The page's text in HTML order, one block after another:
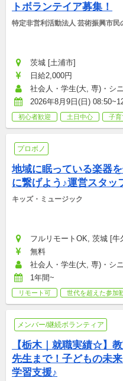
トボランテイア募集！
特定非営利活動法人 芸術振興市民
茨城 [土浦市]
日給2,000円
社会人・学生(大, 専)・シ
2026年8月9日(日)
初心者歓迎 土日中心 子育
プロボノ
地域に眠っている楽器
に繋げよう♪運営スタッ
キッズ・ミュージック
フルリモートOK, 茨城 [牛
無料
社会人・学生(大, 専)・シ
1年間~
リモート可 世代を超えた参加
メンバー/継続ボランティア
【栃木｜就職実績☆】
先生まで！子どもの未
学習支援♪